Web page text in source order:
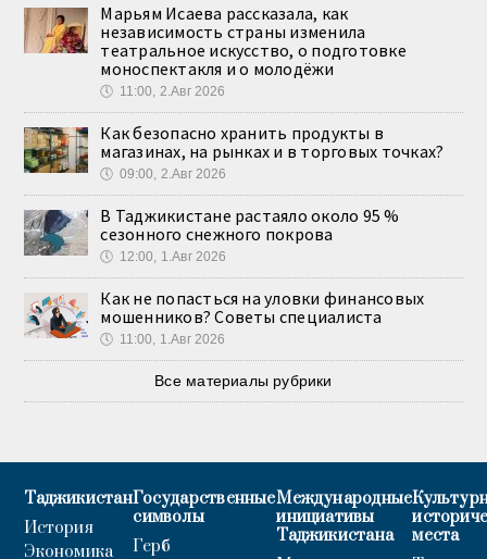
Марьям Исаева рассказала, как
независимость страны изменила
театральное искусство, о подготовке
моноспектакля и о молодёжи
🕔 11:00, 2.Авг 2026
Как безопасно хранить продукты в
магазинах, на рынках и в торговых точках?
🕔 09:00, 2.Авг 2026
В Таджикистане растаяло около 95 %
сезонного снежного покрова
🕔 12:00, 1.Авг 2026
Как не попасться на уловки финансовых
мошенников? Советы специалиста
🕔 11:00, 1.Авг 2026
Все материалы рубрики
Таджикистан
История
Экономика
Государственные
символы
Герб
Международные
инициативы
Таджикистана
места